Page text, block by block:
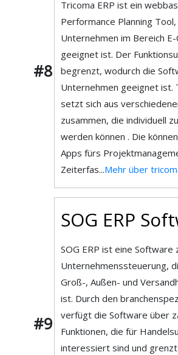
#8
Tricoma ERP ist ein
Performance Planning
Unternehmen im Bereich
geeignet ist. Der
begrenzt, wodurch die
Unternehmen geeignet ist.
setzt sich aus
zusammen, die individuell
werden können . Die
Apps fürs
Zeiterfas...Mehr über
#9
SOG ERP
SOG ERP ist eine Software
Unternehmenssteuerung,
Groß-, Außen- und
ist. Durch den
verfügt die Software über
Funktionen, die für
interessiert sind und